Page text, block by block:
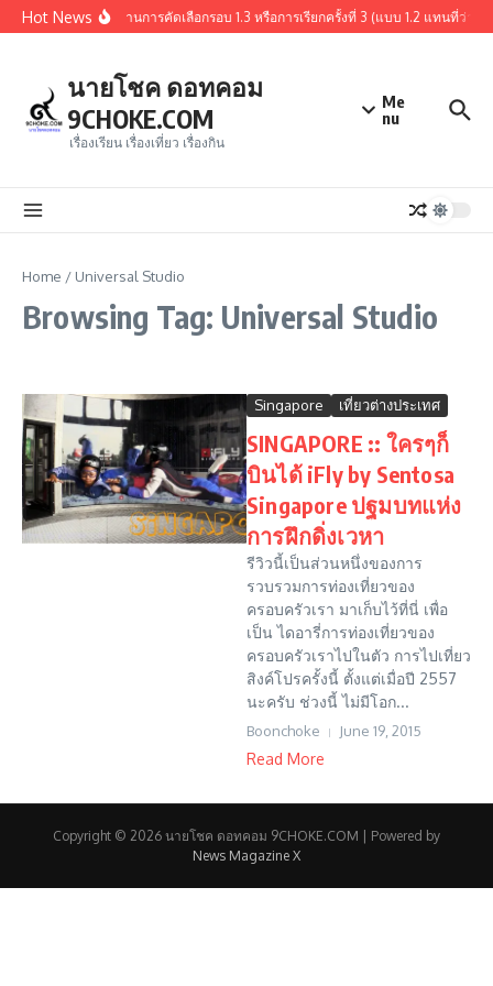
Skip to content
Hot Newsสรุปผู้ผ่านการคัดเลือกรอบ 1.3 หรือการเรียกครั้งที่ 3 (แบบ 1.2 แทนที่ว่าง)
นายโชค ดอทคอม
9CHOKE.COM
เรื่องเรียน เรื่องเที่ยว เรื่องกิน
Me
nu
Home / Universal Studio
Browsing Tag: Universal Studio
Singapore เที่ยวต่างประเทศ
SINGAPORE :: ใครๆก็
บินได้ iFly by Sentosa
Singapore ปฐมบทแห่ง
การฝึกดิ่งเวหา
รีวิวนี้เป็นส่วนหนึ่งของการ
รวบรวมการท่องเที่ยวของ
ครอบครัวเรา มาเก็บไว้ที่นี่ เพื่อ
เป็น ไดอารี่การท่องเที่ยวของ
ครอบครัวเราไปในตัว การไปเที่ยว
สิงค์โปรครั้งนี้ ตั้งแต่เมื่อปี 2557
นะครับ ช่วงนี้ ไม่มีโอก...
Boonchoke June 19, 2015
Read More
Copyright © 2026 นายโชค ดอทคอม 9CHOKE.COM | Powered by
News Magazine X